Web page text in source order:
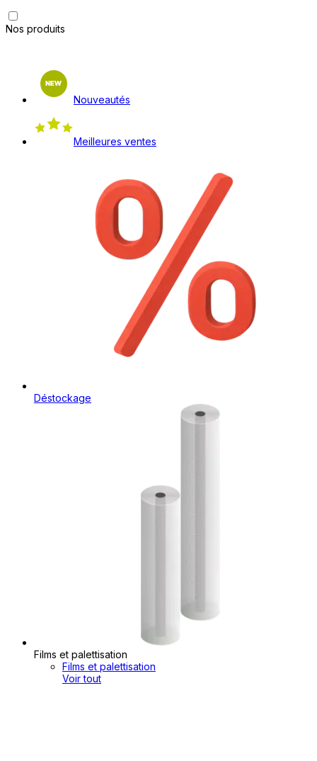
Nos produits
Nouveautés
Meilleures ventes
Déstockage
Films et palettisation
Films et palettisation
Voir tout